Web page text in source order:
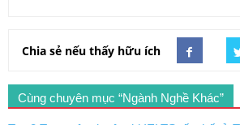
Chia sẻ nếu thấy hữu ích
Cùng chuyên mục “Ngành Nghề Khác”